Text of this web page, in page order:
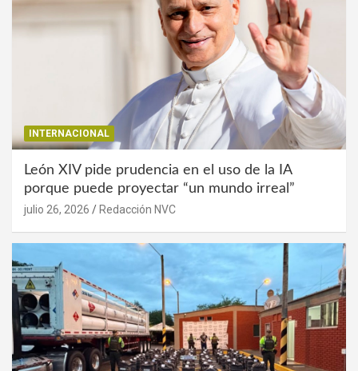
INTERNACIONAL
León XIV pide prudencia en el uso de la IA
porque puede proyectar “un mundo irreal”
julio 26, 2026 Redacción NVC